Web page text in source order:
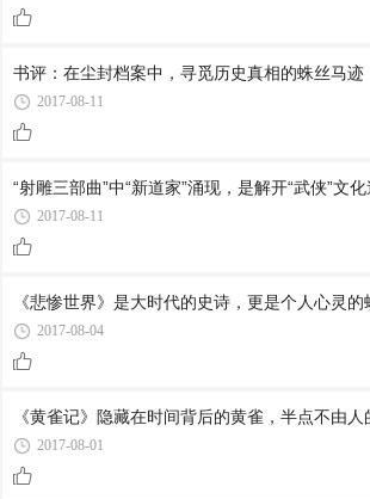
书评：在尘封档案中，寻觅历史真相的蛛丝马迹
2017-08-11
“射雕三部曲”中“新道家”涌现，是解开“武侠”文
2017-08-11
《悲惨世界》是大时代的史诗，更是个人心灵的
2017-08-04
《黄雀记》隐藏在时间背后的黄雀，半点不由人
2017-08-01